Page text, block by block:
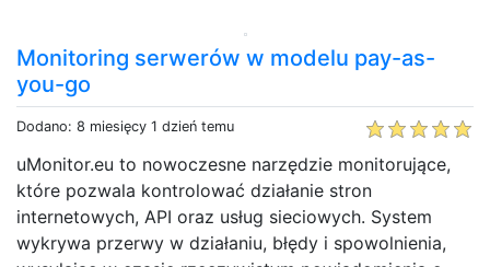
Monitoring serwerów w modelu pay-as-
you-go
Dodano: 8 miesięcy 1 dzień temu
uMonitor.eu to nowoczesne narzędzie monitorujące,
które pozwala kontrolować działanie stron
internetowych, API oraz usług sieciowych. System
wykrywa przerwy w działaniu, błędy i spowolnienia,